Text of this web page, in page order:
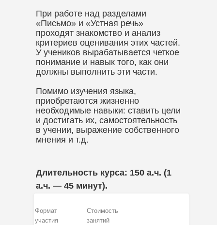
При работе над разделами
«Письмо» и «Устная речь»
проходят знакомство и анализ
критериев оценивания этих частей.
У учеников вырабатывается четкое
понимание и навык того, как они
должны выполнить эти части.
Помимо изучения языка,
приобретаются жизненно
необходимые навыки: ставить цели
и достигать их, самостоятельность
в учении, выражение собственного
мнения и т.д.
Длительность курса: 150 а.ч. (1
а.ч. — 45 минут).
Формат
участия
Стоимость
занятий